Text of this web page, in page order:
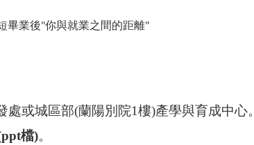
畢業後"你與就業之間的距離"
處或城區部(蘭陽別院1樓)產學與育成中心。
檔)。